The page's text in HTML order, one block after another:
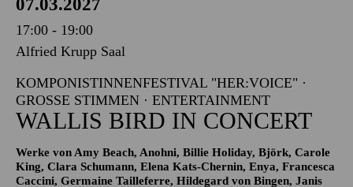
PHILHARMONIE ESSEN
Sonntag
07.03.2027
17:00 - 19:00
Alfried Krupp Saal
KOMPONISTINNENFESTIVAL "HER:VOICE" ·
GROSSE STIMMEN · ENTERTAINMENT
WALLIS BIRD IN CONCERT